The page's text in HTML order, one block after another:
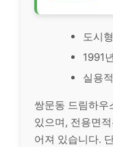
도시
1991
실용
쌍문동 드림하우
있으며, 전용면
어져 있습니다.